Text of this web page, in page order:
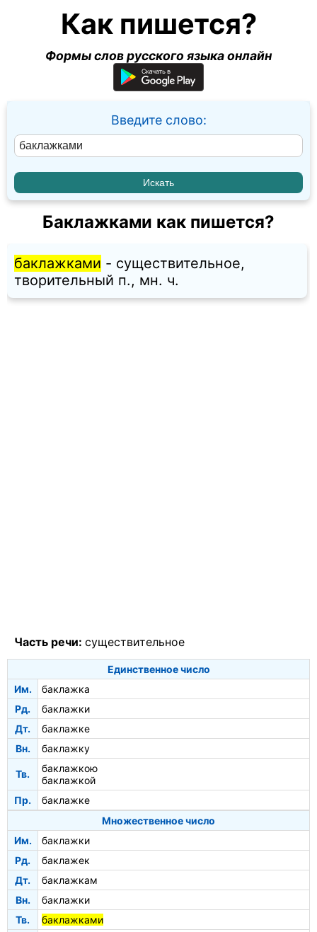
Как пишется?
Формы слов русского языка онлайн
Введите слово:
Баклажками как пишется?
баклажками - существительное,
творительный п., мн. ч.
Часть речи: существительное
Единственное число
Им.
баклажка
Рд.
баклажки
Дт.
баклажке
Вн.
баклажку
Тв.
баклажкою
баклажкой
Пр.
баклажке
Множественное число
Им.
баклажки
Рд.
баклажек
Дт.
баклажкам
Вн.
баклажки
Тв.
баклажками